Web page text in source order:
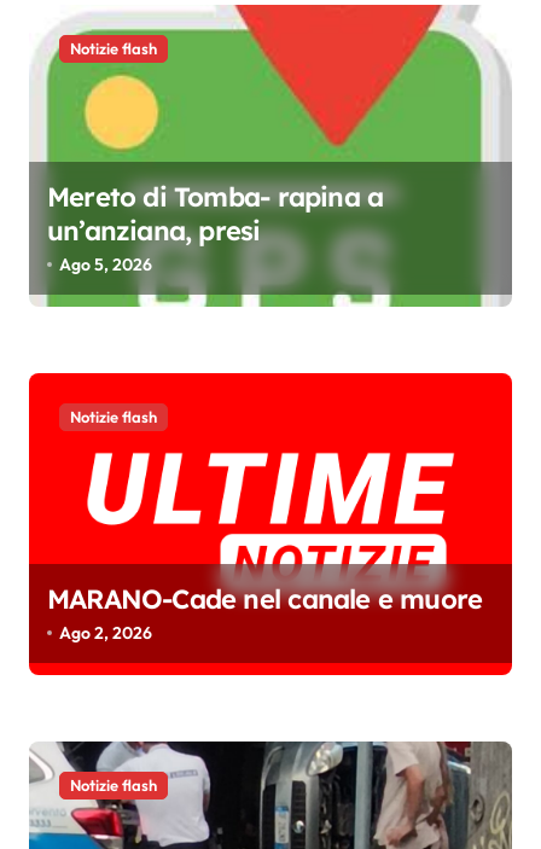
n
c
l
Notizie flash
Mereto di Tomba- rapina a
un’anziana, presi
Ago 5, 2026
Notizie flash
MARANO-Cade nel canale e muore
Ago 2, 2026
Notizie flash